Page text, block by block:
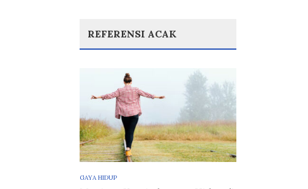
REFERENSI ACAK
GAYA HIDUP